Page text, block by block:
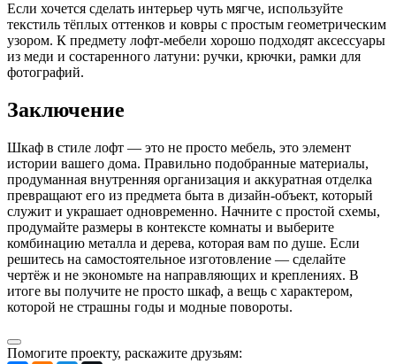
Если хочется сделать интерьер чуть мягче, используйте
текстиль тёплых оттенков и ковры с простым геометрическим
узором. К предмету лофт-мебели хорошо подходят аксессуары
из меди и состаренного латуни: ручки, крючки, рамки для
фотографий.
Заключение
Шкаф в стиле лофт — это не просто мебель, это элемент
истории вашего дома. Правильно подобранные материалы,
продуманная внутренняя организация и аккуратная отделка
превращают его из предмета быта в дизайн-объект, который
служит и украшает одновременно. Начните с простой схемы,
продумайте размеры в контексте комнаты и выберите
комбинацию металла и дерева, которая вам по душе. Если
решитесь на самостоятельное изготовление — сделайте
чертёж и не экономьте на направляющих и креплениях. В
итоге вы получите не просто шкаф, а вещь с характером,
которой не страшны годы и модные повороты.
Помогите проекту, раскажите друзьям: